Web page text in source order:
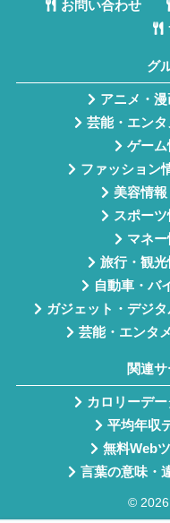
お問い合わせ
グ
アニメ・
芸能・エン
ゲーム
ファッション
美容情報
スポー
マネ
旅行・観光
自動車・バ
ガジェット・デジ
芸能・エンタ
関連
カロリーデ
平均年収
無料Web
言葉の意味・
© 2026